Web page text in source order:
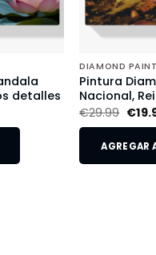
detalles
DIAMOND
Pintura
Nacional,
€29.99 €
AGREGAR